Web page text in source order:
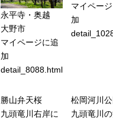
永平寺・奥越
大野市
マイページに追
加
detail_8088.html
マイペー
加
勝山弁天桜
九頭竜川右岸に
松岡河川
九頭竜川